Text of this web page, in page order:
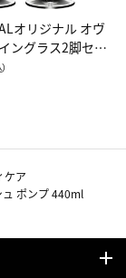
オリジナル オヴ
ングラス2脚セッ
ン）
ケア
ュ ポンプ 440ml